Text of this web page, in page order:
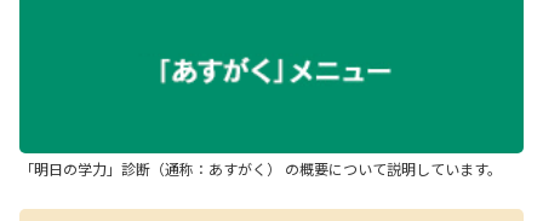
「明日の学力」診断（通称：あすがく） の概要について説明しています。